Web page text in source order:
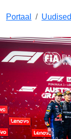
Portaal Uudised